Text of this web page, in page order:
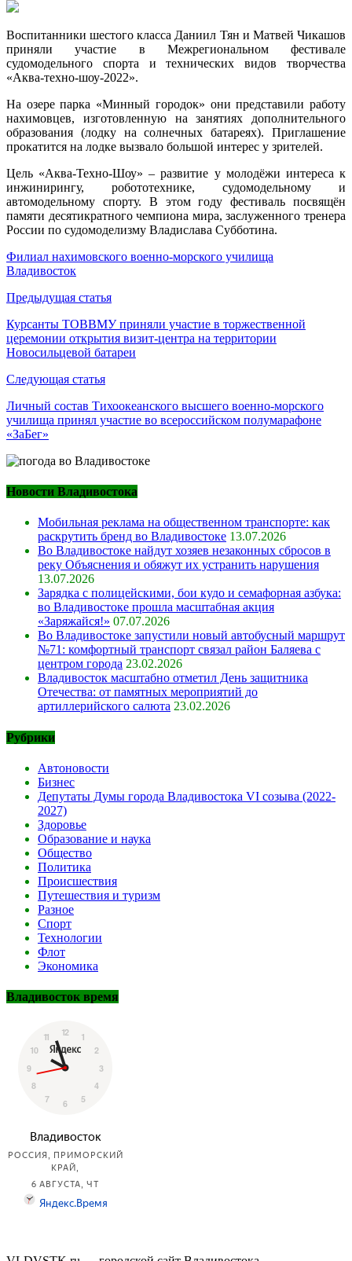
Воспитанники шестого класса Даниил Тян и Матвей Чикашов
приняли участие в Межрегиональном фестивале
судомодельного спорта и технических видов творчества
«Аква-техно-шоу-2022».
На озере парка «Минный городок» они представили работу
нахимовцев, изготовленную на занятиях дополнительного
образования (лодку на солнечных батареях). Приглашение
прокатится на лодке вызвало большой интерес у зрителей.
Цель «Аква-Техно-Шоу» – развитие у молодёжи интереса к
инжинирингу, робототехнике, судомодельному и
автомодельному спорту. В этом году фестиваль посвящён
памяти десятикратного чемпиона мира, заслуженного тренера
России по судомоделизму Владислава Субботина.
Филиал нахимовского военно-морского училища
Владивосток
Навигация
по
записям
Предыдущая статья
Курсанты ТОВВМУ приняли участие в торжественной
церемонии открытия визит-центра на территории
Новосильцевой батареи
Следующая статья
Личный состав Тихоокеанского высшего военно-морского
училища принял участие во всероссийском полумарафоне
«ЗаБег»
Новости Владивостока
Мобильная реклама на общественном транспорте: как
раскрутить бренд во Владивостоке 13.07.2026
Во Владивостоке найдут хозяев незаконных сбросов в
реку Объяснения и обяжут их устранить нарушения
13.07.2026
Зарядка с полицейскими, бои кудо и семафорная азбука:
во Владивостоке прошла масштабная акция
«Заряжайся!» 07.07.2026
Во Владивостоке запустили новый автобусный маршрут
№71: комфортный транспорт связал район Баляева с
центром города 23.02.2026
Владивосток масштабно отметил День защитника
Отечества: от памятных мероприятий до
артиллерийского салюта 23.02.2026
Рубрики
Автоновости
Бизнес
Депутаты Думы города Владивостока VI созыва (2022-
2027)
Здоровье
Образование и наука
Общество
Политика
Происшествия
Путешествия и туризм
Разное
Спорт
Технологии
Флот
Экономика
Владивосток время